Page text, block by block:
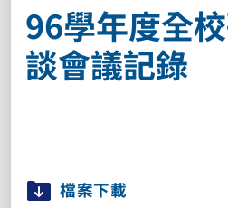
96學年度全
談會議記錄
檔案下載